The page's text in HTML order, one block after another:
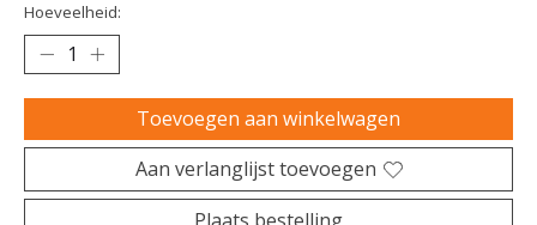
Hoeveelheid:
Toevoegen aan winkelwagen
Aan verlanglijst toevoegen